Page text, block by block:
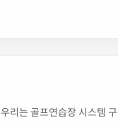
우리는 골프연습장 시스템